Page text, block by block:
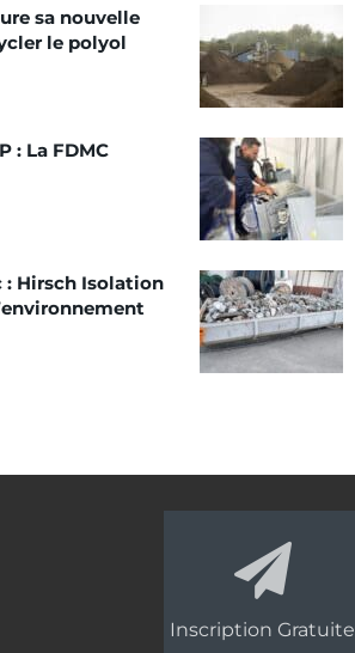
sa nouvelle
le polyol
: La FDMC
: Hirsch Isolation
Inscription Gratuite